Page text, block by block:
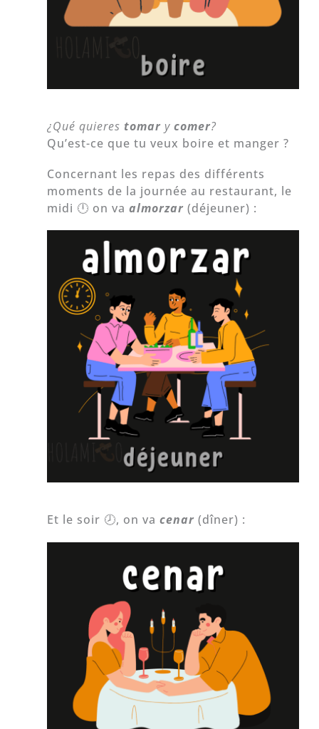
¿Qué quieres tomar ycomer?
Qu’est-ce que tu veux boire et manger ?
Concernant les repas des différents
moments de la journée au restaurant, le
midi 🕛 on vaalmorzar (déjeuner) :
Et le soir 🕗, on vacenar (dîner) :